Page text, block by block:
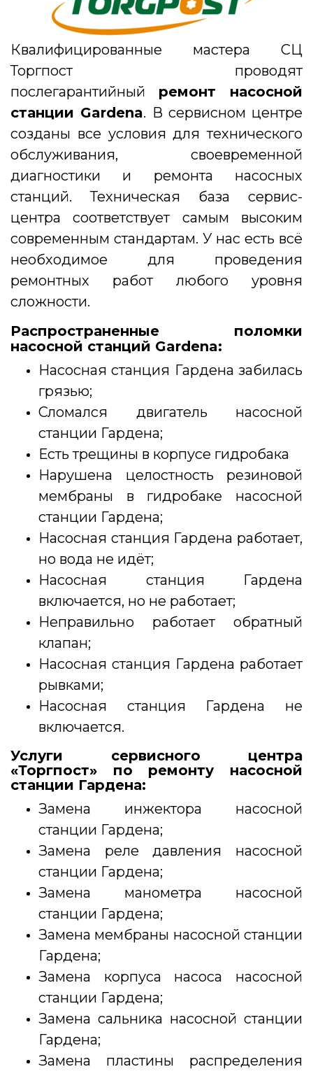
Квалифицированные мастера СЦ
Торгпост проводят
послегарантийный ремонт насосной
станции Gardena. В сервисном центре
созданы все условия для технического
обслуживания, своевременной
диагностики и ремонта насосных
станций. Техническая база сервис-
центра соответствует самым высоким
современным стандартам. У нас есть всё
необходимое для проведения
ремонтных работ любого уровня
сложности.
Распространенные поломки
насосной станций Gardena:
Насосная станция Гардена забилась
грязью;
Сломался двигатель насосной
станции Гардена;
Есть трещины в корпусе гидробака
Нарушена целостность резиновой
мембраны в гидробаке насосной
станции Гардена;
Насосная станция Гардена работает,
но вода не идёт;
Насосная станция Гардена
включается, но не работает;
Неправильно работает обратный
клапан;
Насосная станция Гардена работает
рывками;
Насосная станция Гардена не
включается.
Услуги сервисного центра
«Торгпост» по ремонту насосной
станции Гардена:
Замена инжектора насосной
станции Гардена;
Замена реле давления насосной
станции Гардена;
Замена манометра насосной
станции Гардена;
Замена мембраны насосной станции
Гардена;
Замена корпуса насоса насосной
станции Гардена;
Замена сальника насосной станции
Гардена;
Замена пластины распределения